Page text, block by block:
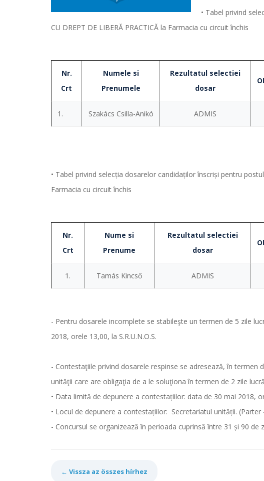
• Tabel privind
CU DREPT DE LIBERĂ PRACTICĂ la Farmacia cu circuit închis
Nr.
Crt
Numele si
Prenumele
Rezultatul selectiei
dosar
1. Szakács Csilla-Anikó ADMIS
• Tabel privind selecția dosarelor candidaților înscriși pentru postul
Farmacia cu circuit închis
Nr.
Crt
Nume si
Prenume
Rezultatul selectiei
dosar
1. Tamás Kincső ADMIS
- Pentru dosarele incomplete se stabileşte un termen de 5 zile
2018, orele 13,00, la S.R.U.N.O.S.
- Contestaţiile privind dosarele respinse se adresează, în
unităţii care are obligaţia de a le soluţiona în termen de 2 zile
• Data limită de depunere a contestațiilor: data de 30 mai 2018,
• Locul de depunere a contestațiilor: Secretariatul unității. (Parter
- Concursul se organizează în perioada cuprinsă între 31 și 90 de
← Vissza az összes hírhez